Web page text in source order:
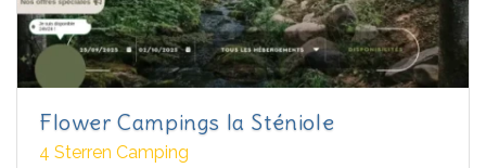
Flower Campings la Sténiole
4 Sterren Camping